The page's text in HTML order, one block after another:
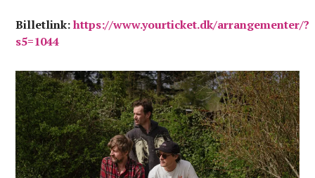
Billetlink: https://www.yourticket.dk/arrangementer/?
s5=1044